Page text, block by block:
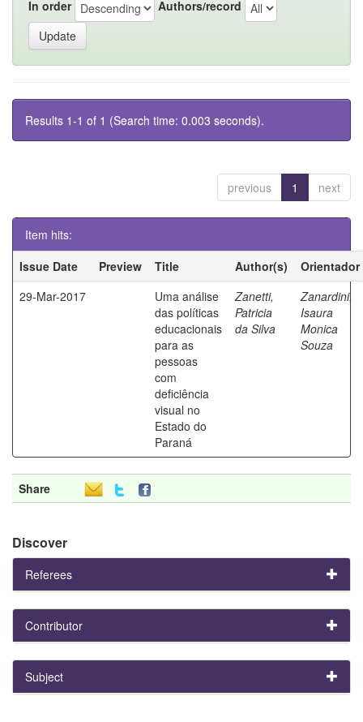
In order Authors/record
Results 1-1 of 1 (Search time: 0.003 seconds).
previous 1 next
Item hits:
Issue Date
Preview Title Author(s)
Orientador
29-Mar-2017
Uma análise
das políticas
educacionais
para as
pessoas
com
deficiência
visual no
Estado do
Paraná
Zanetti,
Patricia
da Silva
Zanardini,
Isaura
Monica
Souza
Share
Discover
Referees
Contributor
Subject